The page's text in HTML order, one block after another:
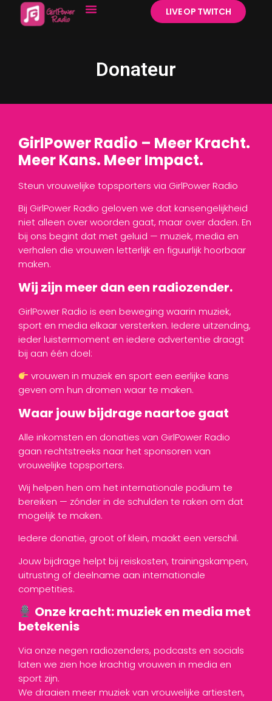
LIVE OP TWITCH
Donateur
GirlPower Radio – Meer Kracht.
Meer Kans. Meer Impact.
Steun vrouwelijke topsporters via GirlPower Radio
Bij GirlPower Radio geloven we dat kansengelijkheid
niet alleen over woorden gaat, maar over daden. En
bij ons begint dat met geluid — muziek, media en
verhalen die vrouwen letterlijk en figuurlijk hoorbaar
maken.
Wij zijn meer dan een radiozender.
GirlPower Radio is een beweging waarin muziek,
sport en media elkaar versterken. Iedere uitzending,
ieder luistermoment en iedere advertentie draagt
bij aan één doel:
vrouwen in muziek en sport een eerlijke kans
geven om hun dromen waar te maken.
Waar jouw bijdrage naartoe gaat
Alle inkomsten en donaties van GirlPower Radio
gaan rechtstreeks naar het sponsoren van
vrouwelijke topsporters.
Wij helpen hen om het internationale podium te
bereiken — zónder in de schulden te raken om dat
mogelijk te maken.
Iedere donatie, groot of klein, maakt een verschil.
Jouw bijdrage helpt bij reiskosten, trainingskampen,
uitrusting of deelname aan internationale
competities.
Onze kracht: muziek en media met
betekenis
Via onze negen radiozenders, podcasts en socials
laten we zien hoe krachtig vrouwen in media en
sport zijn.
We draaien meer muziek van vrouwelijke artiesten,